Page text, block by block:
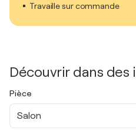
Travaille sur commande
Découvrir dans des
Pièce
Salon